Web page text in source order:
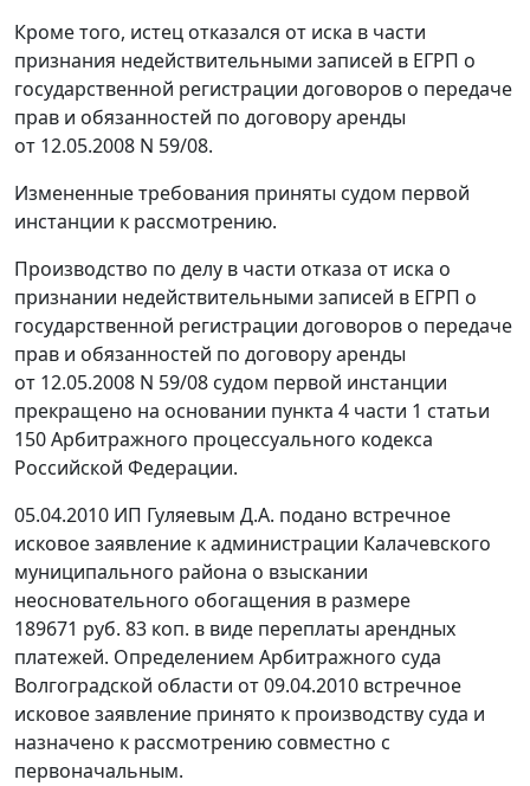
Кроме того, истец отказался от иска в части
признания недействительными записей в ЕГРП о
государственной регистрации договоров о передаче
прав и обязанностей по договору аренды
от 12.05.2008 N 59/08.
Измененные требования приняты судом первой
инстанции к рассмотрению.
Производство по делу в части отказа от иска о
признании недействительными записей в ЕГРП о
государственной регистрации договоров о передаче
прав и обязанностей по договору аренды
от 12.05.2008 N 59/08 судом первой инстанции
прекращено на основании пункта 4 части 1 статьи
150Арбитражного процессуального кодекса
Российской Федерации.
05.04.2010 ИП Гуляевым Д.А. подано встречное
исковое заявление к администрации Калачевского
муниципального района о взыскании
неосновательного обогащения в размере
189671 руб. 83 коп. в виде переплаты арендных
платежей. Определением Арбитражного суда
Волгоградской области от 09.04.2010 встречное
исковое заявление принято к производству суда и
назначено к рассмотрению совместно с
первоначальным.